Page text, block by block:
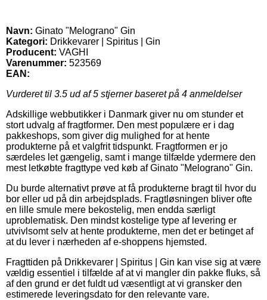
Navn: Ginato "Melograno" Gin
Kategori: Drikkevarer | Spiritus | Gin
Producent: VAGHI
Varenummer: 523569
EAN:
Vurderet til 3.5 ud af 5 stjerner baseret på 4 anmeldelser
Adskillige webbutikker i Danmark giver nu om stunder et
stort udvalg af fragtformer. Den mest populære er i dag
pakkeshops, som giver dig mulighed for at hente
produkterne på et valgfrit tidspunkt. Fragtformen er jo
særdeles let gængelig, samt i mange tilfælde ydermere den
mest letkøbte fragttype ved køb af Ginato "Melograno" Gin.
Du burde alternativt prøve at få produkterne bragt til hvor du
bor eller ud på din arbejdsplads. Fragtløsningen bliver ofte
en lille smule mere bekostelig, men endda særligt
uproblematisk. Den mindst kostelige type af levering er
utvivlsomt selv at hente produkterne, men det er betinget af
at du lever i nærheden af e-shoppens hjemsted.
Fragttiden på Drikkevarer | Spiritus | Gin kan vise sig at være
vældig essentiel i tilfælde af at vi mangler din pakke fluks, så
af den grund er det fuldt ud væsentligt at vi gransker den
estimerede leveringsdato for den relevante vare.